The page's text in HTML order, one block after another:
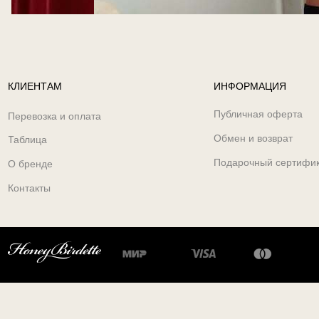
КЛИЕНТАМ
Перевозка и оплата
Таблица
Контакты
О бренде
ИНФОРМАЦИЯ
Публичная оферта
Обмен и возврат
Подарочный